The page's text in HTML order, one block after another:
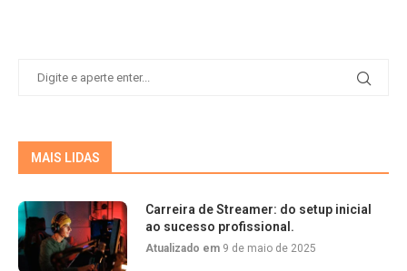
MAIS LIDAS
Carreira de Streamer: do setup inicial
ao sucesso profissional.
Atualizado em 9 de maio de 2025